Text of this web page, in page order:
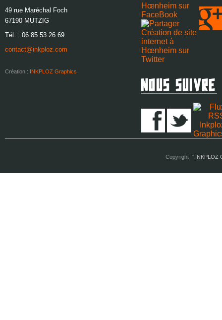
49 rue Maréchal Foch
67190 MUTZIG
Tél. : 06 85 53 26 69
contact@inkploz.com
Création : INKPLOZ Graphics
Nous Suivre
Copyright " INKPLOZ